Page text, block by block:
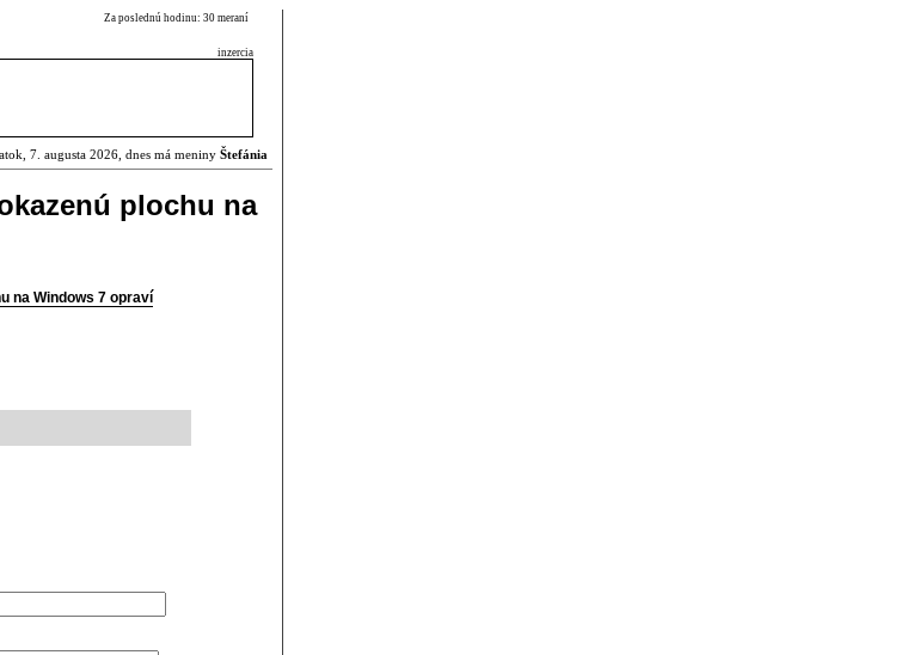
Za poslednú hodinu: 30 meraní
inzercia
7. augusta 2026, dnes má meniny Štefánia
plochu na
na Windows 7 opraví